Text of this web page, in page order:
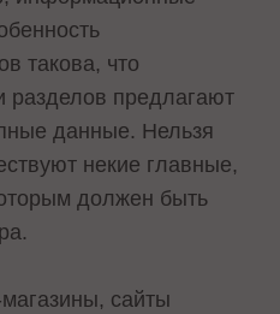
такова, что
разделов предлагают
данные. Нельзя
некие главные,
должен быть
сайты